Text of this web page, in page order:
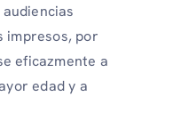
impresos, por
eficazmente a
edad y a